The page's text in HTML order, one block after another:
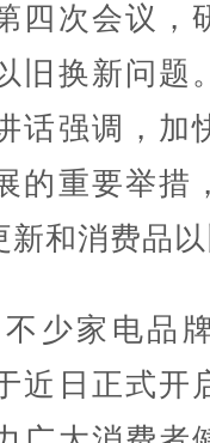
四次会议，
旧换新问题
话强调，加
的重要举措
新和消费品
家电品
近日正式开